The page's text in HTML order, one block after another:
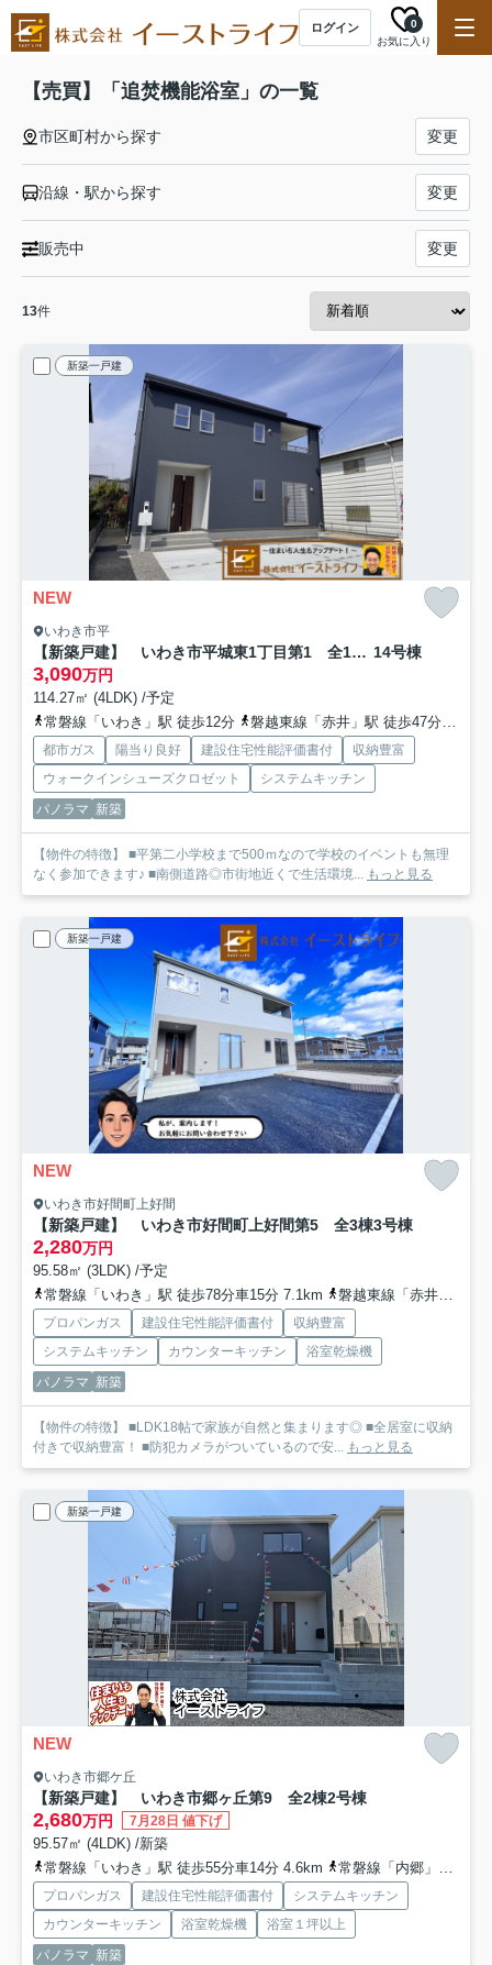
ログイン
お気に入り
0
【売買】「追焚機能浴室」の一覧
市区町村から探す 変更
沿線・駅から探す 変更
販売中 変更
13件
新築一戸建
NEW
いわき市平
【新築戸建】 いわき市平城東1丁目第1 全15棟 長期優良住宅 14号棟
3,090万円
114.27㎡ (4LDK) /予定
常磐線「いわき」駅 徒歩12分
磐越東線「赤井」駅 徒歩47分
都市ガス 陽当り良好 建設住宅性能評価書付
収納豊富
ウォークインシューズクロゼット
システムキッチン
パノラマ 新築
【物件の特徴】 ■平第二小学校まで500ｍなので学校のイベントも無理
なく参加できます♪ ■南側道路◎市街地近くで生活環境... もっと見る
新築一戸建
NEW
いわき市好間町上好間
【新築戸建】 いわき市好間町上好間第5 全3棟3号棟
2,280万円
95.58㎡ (3LDK) /予定
常磐線「いわき」駅 徒歩78分車15分 7.1km
磐越東線「赤井」駅 徒歩44分車9分 4.2km
プロパンガス 建設住宅性能評価書付
収納豊富
システムキッチン
カウンターキッチン
浴室乾燥機
パノラマ 新築
【物件の特徴】 ■LDK18帖で家族が自然と集まります◎ ■全居室に収納
付きで収納豊富！ ■防犯カメラがついているので安... もっと見る
新築一戸建
NEW
いわき市郷ケ丘
【新築戸建】 いわき市郷ヶ丘第9 全2棟2号棟
2,680万円 7月28日 値下げ
95.57㎡ (4LDK) /新築
常磐線「いわき」駅 徒歩55分車14分 4.6km
常磐線「内郷」駅 徒歩74分車15分 7.9km
プロパンガス 建設住宅性能評価書付
システムキッチン
カウンターキッチン
浴室乾燥機
浴室１坪以上
パノラマ 新築